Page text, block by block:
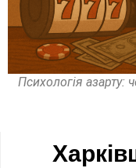
Психологія азарту: